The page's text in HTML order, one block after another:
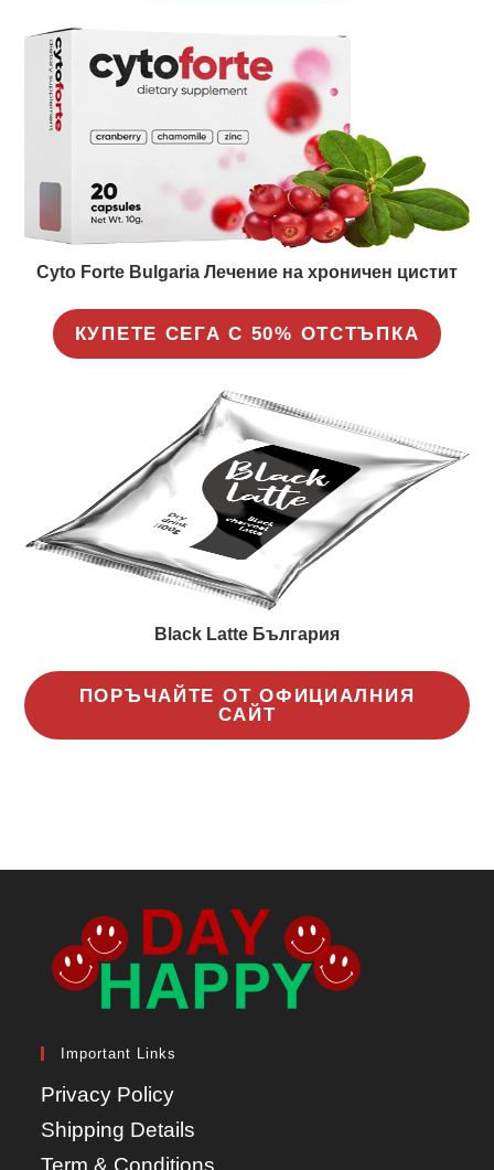
Cyto Forte Bulgaria Лечение на хроничен цистит
КУПЕТЕ СЕГА С 50% ОТСТЪПКА
Black Latte България
ПОРЪЧАЙТЕ ОТ ОФИЦИАЛНИЯ
САЙТ
Important Links
Privacy Policy
Shipping Details
Term & Conditions